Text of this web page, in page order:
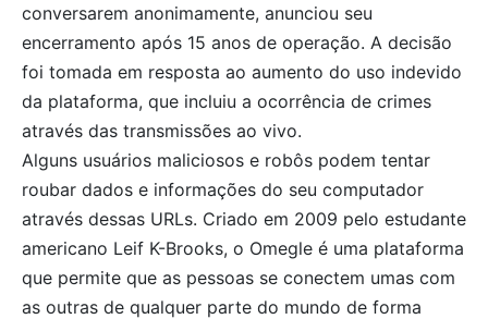
conversarem anonimamente, anunciou seu
encerramento após 15 anos de operação. A decisão
foi tomada em resposta ao aumento do uso indevido
da plataforma, que incluiu a ocorrência de crimes
através das transmissões ao vivo.
Alguns usuários maliciosos e robôs podem tentar
roubar dados e informações do seu computador
através dessas URLs. Criado em 2009 pelo estudante
americano Leif K-Brooks, o Omegle é uma plataforma
que permite que as pessoas se conectem umas com
as outras de qualquer parte do mundo de forma